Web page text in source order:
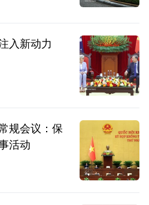
入新动力
规会议：保
活动